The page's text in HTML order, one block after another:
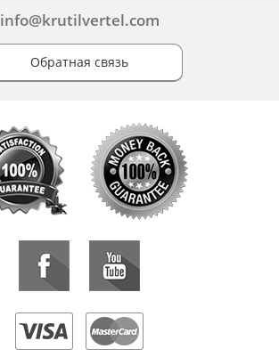
info@krutilvertel.com
Обратная связь